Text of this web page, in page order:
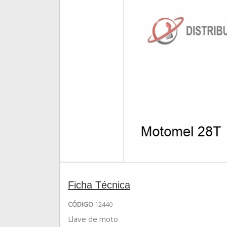
Ficha Técnica
CÓDIGO:12440
Llave de moto